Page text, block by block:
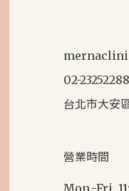
02-23252288
台北市大安
營業時間
Mon.-Fri.